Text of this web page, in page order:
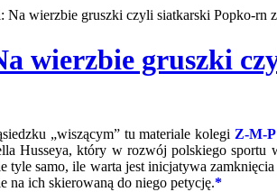
Na wierzbie gruszki czyli siatkarski Popko-rn
wierzbie gruszki
„wiszącym” tu materiale kolegi Z-M-P
Husseya, który w rozwój polskiego sportu
tyle samo, ile warta jest inicjatywa
na ich skierowaną do niego petycję.*